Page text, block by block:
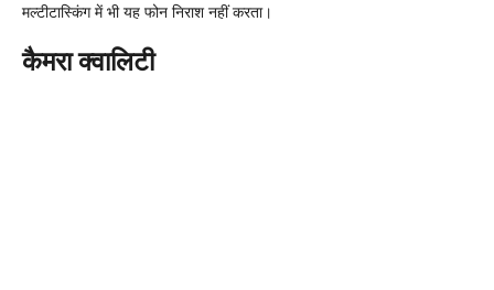
मल्टीटास्किंग में भी यह फोन निराश नहीं करता।
कैमरा क्वालिटी